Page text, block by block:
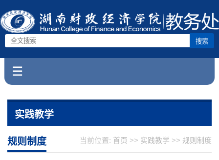
搜索
☰
实践教学
当前位置: 首页 >> 实践教学 >> 规则制度
规则制度